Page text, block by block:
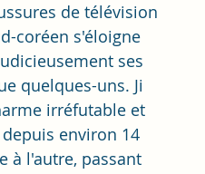
de télévision
coréen s'éloigne
ses
quelques-uns. Ji
irréfutable et
environ 14
à l'autre, passant